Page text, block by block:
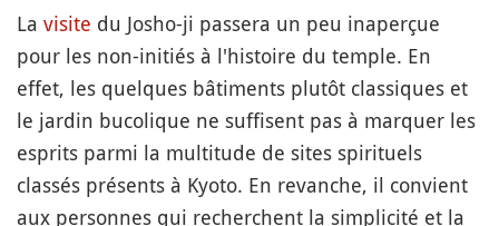
La visite du Josho-ji passera un peu inaperçue
pour les non-initiés à l'histoire du temple. En
effet, les quelques bâtiments plutôt classiques et
le jardin bucolique ne suffisent pas à marquer les
esprits parmi la multitude de sites spirituels
classés présents à Kyoto. En revanche, il convient
aux personnes qui recherchent la simplicité et la